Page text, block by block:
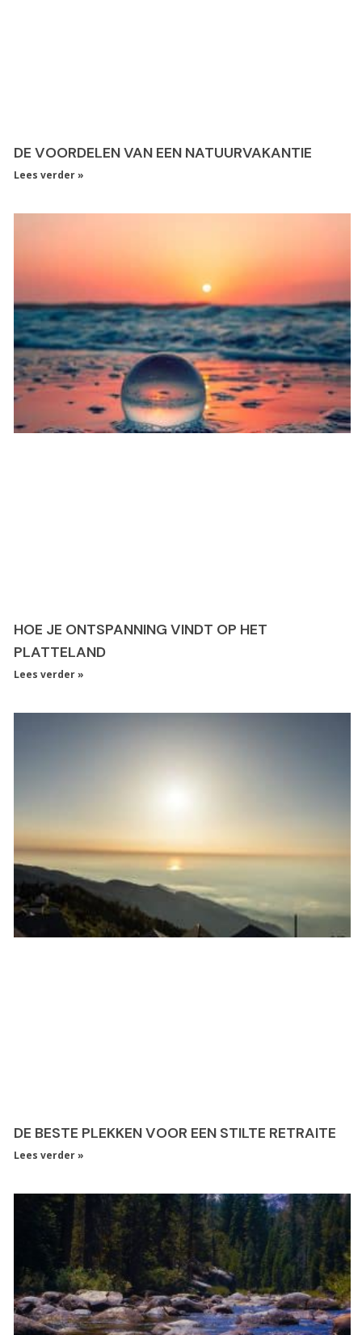
DE VOORDELEN VAN EEN NATUURVAKANTIE
Lees verder »
HOE JE ONTSPANNING VINDT OP HET
PLATTELAND
Lees verder »
DE BESTE PLEKKEN VOOR EEN STILTE RETRAITE
Lees verder »